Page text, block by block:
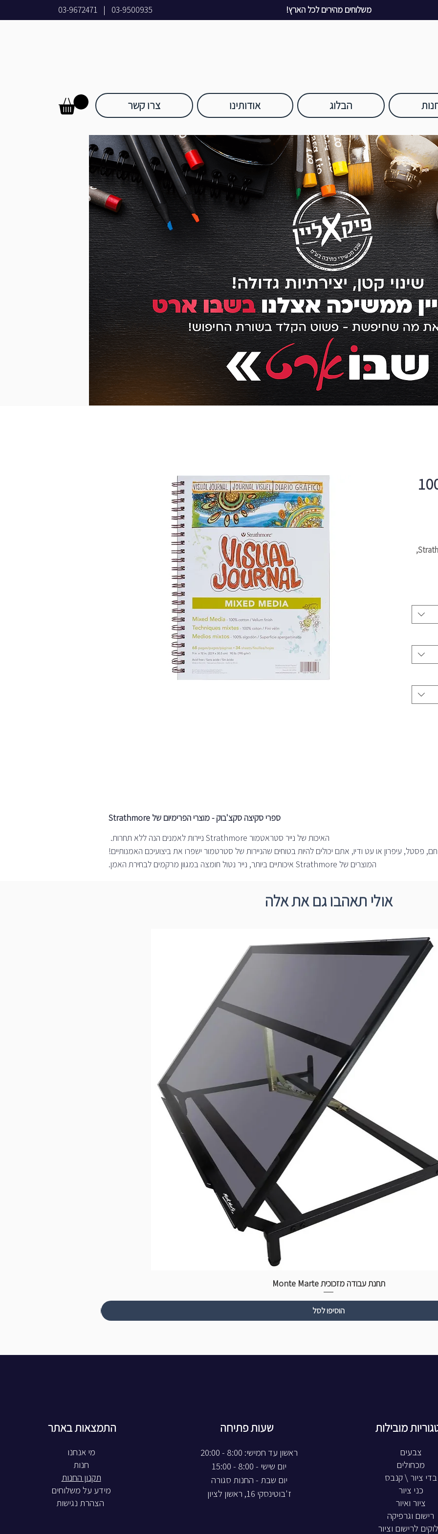
03-9500935
|
03-9672471 משלוחים מהירים לכל הארץ!
הבלוג אודותינו צרו קשר
100%
ספרי סקיצה סקצ'בוק - מוצרי הפרימיום של Strathmore
האיכות של נייר סטראטמור Strathmore ניירות לאמנים הנה ללא תחרות.
פסטל, עיפרון או עט ודיו, אתם יכולים להיות בטוחים שהניירות של סטרטמור ישפרו את ביצועיכם האמנותיים!
המוצרים של Strathmore איכותיים ביותר, נייר נטול חומצה במגוון מרקמים לבחירת האמן.
אולי תאהבו גם את אלה
תחנת עבודה מזכוכית Monte Marte
הוסיפו לסל
התמצאות באתר
חנות
תקנון החנות
מידע על משלוחים
שעות פתיחה
ראשון עד חמישי: 8:00 - 20:00
יום שישי - 8:00 - 15:00
יום שבת - החנות סגורה
ז'בוטינסקי 16, ראשון לציון
מובילות
צבעים
מכחולים
בדי ציור \ קנבס
כני ציור
ציור ואיור
רישום וגרפיקה
לרישום וציור